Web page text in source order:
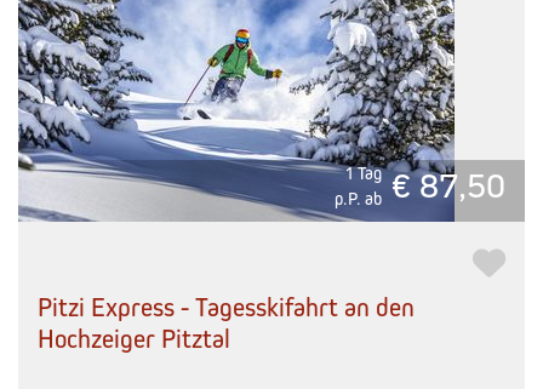
1 Tag
p.P. ab € 87,50
Pitzi Express - Tagesskifahrt an den
Hochzeiger Pitztal